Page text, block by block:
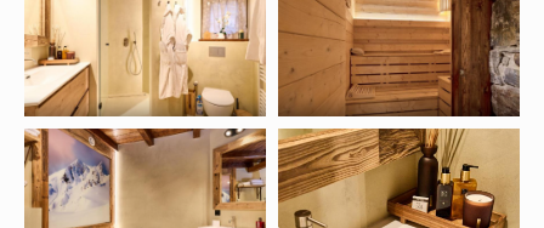
КАК
ОПЛАЧИВАТЬ